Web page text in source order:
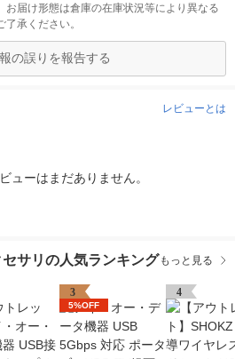
お届け形態は倉庫の在庫状況等により異なる
承ください。
の誤りを報告する
レビューとは
ューはまだありません。
サリの人気ランキング もっと見る
3
5%OFF
4